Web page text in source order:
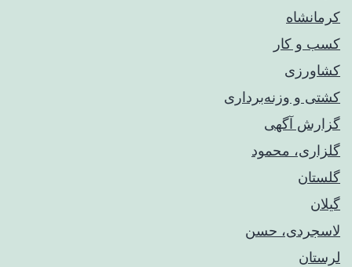
کرمانشاه
کسب و کار
کشاورزی
کشتی و وزنه‌برداری
گزارش آگهی
گلزاری، محمود
گلستان
گیلان
لاسجردی، حسن
لرستان